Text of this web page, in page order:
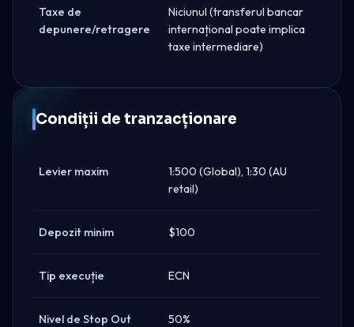
Taxe de
depunere/retragere
Niciunul (transferul bancar
internațional poate implica
taxe intermediare)
Condiții de tranzacționare
Levier maxim
1:500 (Global), 1:30 (AU
retail)
Depozit minim $100
Tip execuție ECN
Nivel de Stop Out 50%